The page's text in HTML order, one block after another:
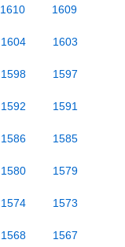
1610 1609
1604 1603
1598 1597
1592 1591
1586 1585
1580 1579
1574 1573
1568 1567